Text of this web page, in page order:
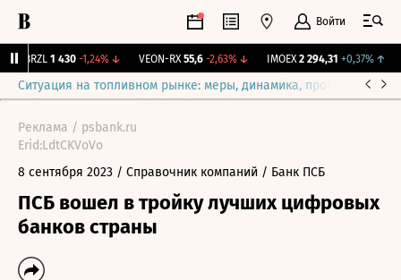
Войти
BRZL 1 430 -1,24%↓ VEON-RX 55,6 -2,63%↓ IMOEX 2 294,31 +0,37%↑
Ситуация на топливном рынке: меры, динамика, прогнозы
Реклама / psbank.ru
Erid:LdtCKVoVo
8 сентября 2023 / Справочник компаний / Банк ПСБ
ПСБ вошел в тройку лучших цифровых
банков страны